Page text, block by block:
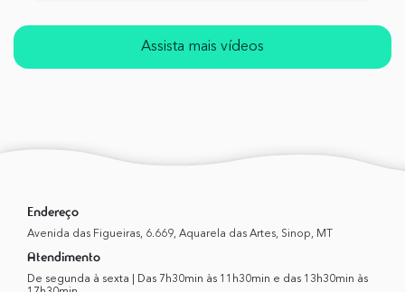
Assista mais vídeos
Endereço
Avenida das Figueiras, 6.669, Aquarela das Artes, Sinop, MT
Atendimento
De segunda à sexta | Das 7h30min às 11h30min e das 13h30min às